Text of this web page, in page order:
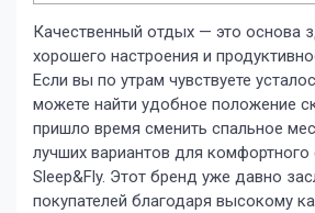
Качественный отдых — это основа
хорошего настроения и
Если вы по утрам чувствуете
можете найти удобное положение
пришло время сменить спальное
лучших вариантов для
Sleep&Fly. Этот бренд уже давно
покупателей благодаря высокому